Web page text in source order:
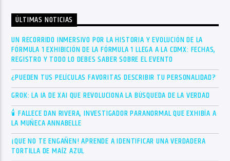
ÚLTIMAS NOTICIAS
UN RECORRIDO INMERSIVO POR LA HISTORIA Y EVOLUCIÓN DE LA
FÓRMULA 1 EXHIBICIÓN DE LA FÓRMULA 1 LLEGA A LA CDMX: FECHAS,
REGISTRO Y TODO LO DEBES SABER SOBRE EL EVENTO
¿PUEDEN TUS PELÍCULAS FAVORITAS DESCRIBIR TU PERSONALIDAD?
GROK: LA IA DE XAI QUE REVOLUCIONA LA BÚSQUEDA DE LA VERDAD
🕯 FALLECE DAN RIVERA, INVESTIGADOR PARANORMAL QUE EXHIBÍA A
LA MUÑECA ANNABELLE
¡QUE NO TE ENGAÑEN! APRENDE A IDENTIFICAR UNA VERDADERA
TORTILLA DE MAÍZ AZUL